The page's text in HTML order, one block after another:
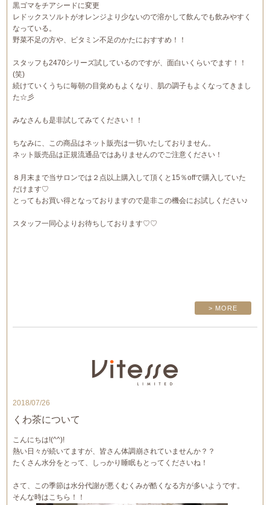
黒ゴマをチアシードに変更
レドックスソルトがオレンジより少ないので溶かして飲んでも飲みやすく
なっている。
野菜不足の方や、ビタミン不足のかたにおすすめ！！
スタッフも2470シリーズ試しているのですが、面白いくらいでます！！
(笑)
続けていくうちに毎朝の目覚めもよくなり、肌の調子もよくなってきまし
た☆彡
みなさんも是非試してみてください！！
ちなみに、この商品はネット販売は一切いたしておりません。
ネット販売品は正規流通品ではありませんのでご注意ください！
８月末まで当サロンでは２点以上購入して頂くと15％offで購入していた
だけます♡
とってもお買い得となっておりますので是非この機会にお試しください♪
スタッフ一同心よりお待ちしております♡♡
> MORE
2018/07/26
くわ茶について
こんにちは!(^^)!
熱い日々が続いてますが、皆さん体調崩されていませんか？？
たくさん水分をとって、しっかり睡眠もとってくださいね！
さて、この季節は水分代謝が悪くむくみが酷くなる方が多いようです。
そんな時はこちら！！